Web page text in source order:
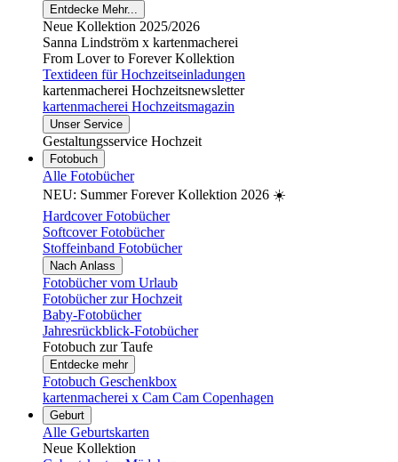
Entdecke Mehr...
Neue Kollektion 2025/2026
Sanna Lindström x kartenmacherei
From Lover to Forever Kollektion
Textideen für Hochzeitseinladungen
kartenmacherei Hochzeitsnewsletter
kartenmacherei Hochzeitsmagazin
Unser Service
Gestaltungsservice Hochzeit
Fotobuch
Alle Fotobücher
NEU: Summer Forever Kollektion 2026 ☀️
Hardcover Fotobücher
Softcover Fotobücher
Stoffeinband Fotobücher
Nach Anlass
Fotobücher vom Urlaub
Fotobücher zur Hochzeit
Baby-Fotobücher
Jahresrückblick-Fotobücher
Fotobuch zur Taufe
Entdecke mehr
Fotobuch Geschenkbox
kartenmacherei x Cam Cam Copenhagen
Geburt
Alle Geburtskarten
Neue Kollektion